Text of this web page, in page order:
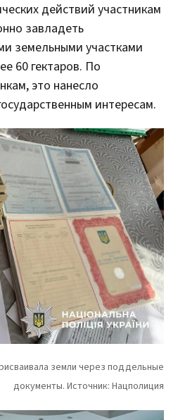
действий участникам
завладеть
земельными участками
60 гектаров. По
это нанесло
интересам.